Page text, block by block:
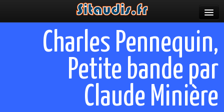
Incitations
Poèmes et fictions
Charles Pennequin,
Petite bande par
Claude Minière